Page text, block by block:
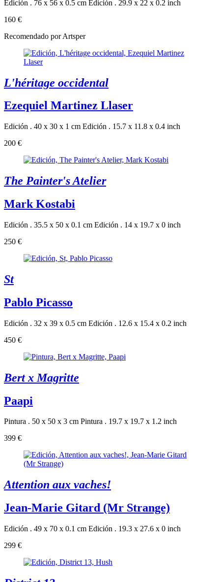
Edición . 76 x 56 x 0.5 cm Edición . 29.9 x 22 x 0.2 inch
160 €
Recomendado por Artsper
L'héritage occidental
Ezequiel Martinez Llaser
Edición . 40 x 30 x 1 cm Edición . 15.7 x 11.8 x 0.4 inch
200 €
The Painter's Atelier
Mark Kostabi
Edición . 35.5 x 50 x 0.1 cm Edición . 14 x 19.7 x 0 inch
250 €
St
Pablo Picasso
Edición . 32 x 39 x 0.5 cm Edición . 12.6 x 15.4 x 0.2 inch
450 €
Bert x Magritte
Paapi
Pintura . 50 x 50 x 3 cm Pintura . 19.7 x 19.7 x 1.2 inch
399 €
Attention aux vaches!
Jean-Marie Gitard (Mr Strange)
Edición . 49 x 70 x 0.1 cm Edición . 19.3 x 27.6 x 0 inch
299 €